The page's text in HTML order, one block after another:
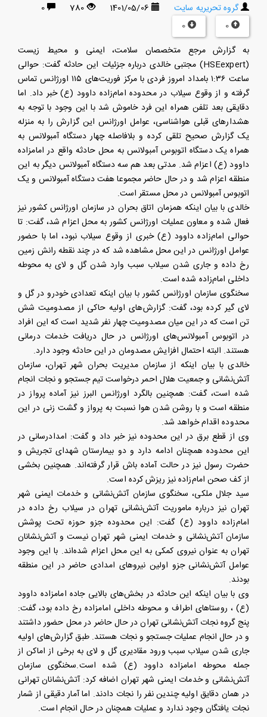
گروه تحریریه سایت 1401/05/06
780
0
0
0
به گزارش مرجع متخصصان سلامت، ایمنی و محیط زیست
(HSEexpert) مجتبی خالدی درباره جزئیات این حادثه گفت: حوالی
ساعت ۱:۳۶ بامداد امروز فردی با مرکز فوریت‌های ۱۱۵ اورژانس تماس
گرفته و از وقوع سیلاب در محدوده امام‌زاده داوود (ع) خبر داد. اما
دقایقی بعد تلفن همراه این فرد خاموش شد با این وجود با توجه به
هشدارهای قبلی هواشناسی، عوامل اورژانس این گزارش را به منزله
یک گزارش صحیح تلقی کرده و بلافاصله چهار دستگاه آمبولانس به
همراه یک دستگاه اتوبوس آمبولانس به محل حادثه واقع در امامزاده
داوود (ع) اعزام شد. مدتی بعد هم سه دستگاه آمبولانس دیگر به این
منطقه اعزام شد و در حال حاضر مجموعا هفت دستگاه آمبولانس و یک
اتوبوس آمبولانس در محل مستقر است.
خالدی با بیان اینکه همزمان اتاق بحران در سازمان اورژانس کشور نیز
فعال شده و معاون عملیات اورژانس کشور به محل اعزام شد، گفت: تا
حوالی امام‌زاده داوود (ع) خبری از وقوع سیلاب نبود، اما با حضور
عوامل اورژانس در این محل مشاهده شد که در چند نقطه رانش زمین
رخ داده و جاری شدن سیلاب سبب وارد شدن گل و لای به محوطه
داخلی امام‌زاده شده است.
سخنگوی سازمان اورژانس کشور با بیان اینکه تعدادی خودرو در گل و
لای گیر کرده بود، گفت: گزارش‌های اولیه حاکی از مصدومیت شش
تن است که در این میان مصدومیت چهار نفر شدید است که این افراد
در اتوبوس آمبولانس‌های اورژانس در حال دریافت خدمات درمانی
هستند. البته احتمال افزایش مصدومان در این حادثه وجود دارد.
خالدی با بیان اینکه از سازمان مدیریت بحران شهر تهران، سازمان
آتش‌نشانی و جمعیت هلال احمر درخواست تیم جستجو و نجات انجام
شده است، گفت: همچنین بالگرد اورژانس البرز نیز آماده پرواز در
منطقه است و با روشن شدن هوا نسبت به پرواز و گشت زنی در این
محدوده اقدام خواهد شد.
وی از قطع برق در این محدوده نیز خبر داد و گفت: امدادرسانی در
این محدوده همچنان ادامه دارد و دو بیمارستان شهدای تجریش و
حضرت رسول نیز در حالت آماده باش قرار گرفته‌اند. همچنین بخشی
از کف صحن امام‌زاده نیز ریزش کرده است.
سید جلال ملکی، سخنگوی سازمان آتش‌نشانی و خدمات ایمنی شهر
تهران نیز درباره ماموریت آتش‌نشانی تهران در سیلاب رخ داده در
امام‌زاده داوود (ع) گفت: این محدوده جزو حوزه تحت پوشش
سازمان آتش‌نشانی و خدمات ایمنی شهر تهران نیست و آتش‌نشانان
تهران به عنوان نیروی کمکی به این محل اعزام شده‌اند. با این وجود
عوامل آتش‌نشانی جزو اولین نیروهای امدادی حاضر در این منطقه
بودند.
وی با بیان اینکه این حادثه در بخش‌های بالایی جاده امامزاده داوود
(ع) ، روستاهای اطراف و محوطه داخلی امامزاده رخ داده بود، گفت:
پنج گروه نجات آتش‌نشانی تهران در حال حاضر در محل حضور داشتند
و در حال انجام عملیات جستجو و نجات هستند. طبق گزارش‌های اولیه
جاری شدن سیلاب سبب ورود مقادیری گل و لای به برخی از اماکن از
جمله محوطه امامزاده داوود (ع) شده است.سخنگوی سازمان
آتش‌نشانی و خدمات ایمنی شهر تهران اضافه کرد: آتش‌نشانان تهرانی
در همان دقایق اولیه چندین نفر را نجات دادند. اما آمار دقیقی از شمار
نجات یافتگان وجود ندارد و عملیات همچنان در حال انجام است.